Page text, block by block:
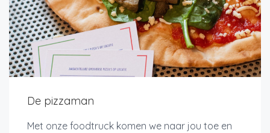
De pizzaman
Met onze foodtruck komen we naar jou toe en